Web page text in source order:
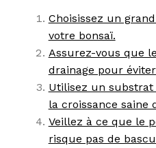
Choisissez un
votre bonsaï.
Assurez-vous que
drainage pour éviter
Utilisez un
la croissance saine
Veillez à ce que le
risque pas de